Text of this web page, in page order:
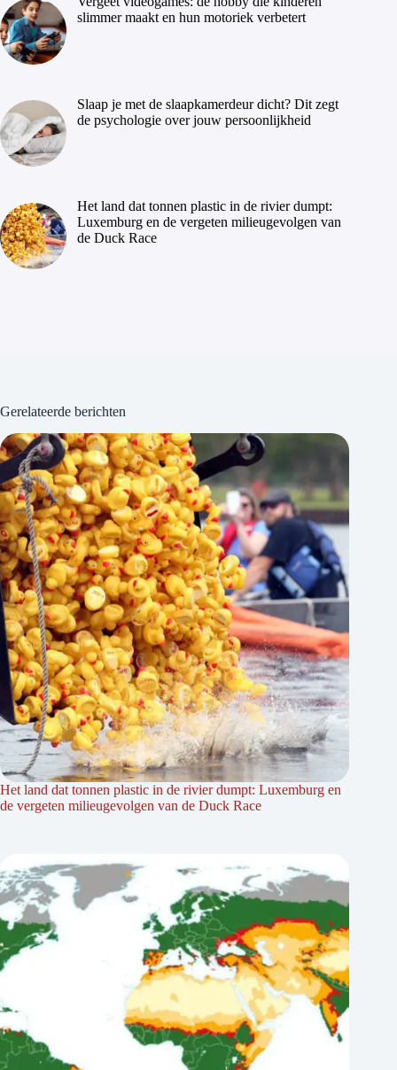
slimmer maakt en hun motoriek verbetert
Slaap je met de slaapkamerdeur dicht? Dit zegt
de psychologie over jouw persoonlijkheid
Het land dat tonnen plastic in de rivier dumpt:
Luxemburg en de vergeten milieugevolgen van
de Duck Race
Gerelateerde berichten
Het land dat tonnen plastic in de rivier dumpt: Luxemburg en
de vergeten milieugevolgen van de Duck Race